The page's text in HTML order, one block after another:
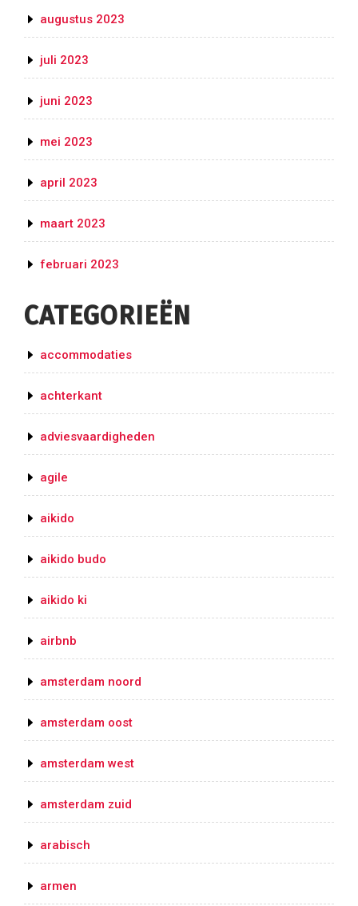
augustus 2023
juli 2023
juni 2023
mei 2023
april 2023
maart 2023
februari 2023
CATEGORIEËN
accommodaties
achterkant
adviesvaardigheden
agile
aikido
aikido budo
aikido ki
airbnb
amsterdam noord
amsterdam oost
amsterdam west
amsterdam zuid
arabisch
armen